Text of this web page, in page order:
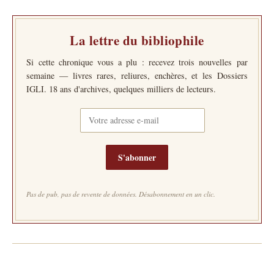
La lettre du bibliophile
Si cette chronique vous a plu : recevez trois nouvelles par
semaine — livres rares, reliures, enchères, et les Dossiers
IGLI. 18 ans d'archives, quelques milliers de lecteurs.
S'abonner
Pas de pub, pas de revente de données. Désabonnement en un clic.